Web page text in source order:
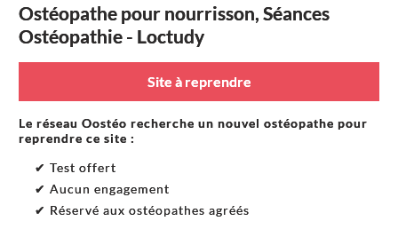
Ostéopathe pour nourrisson, Séances
Ostéopathie - Loctudy
Site à reprendre
Le réseau Oostéo recherche un nouvel ostéopathe pour
reprendre ce site :
✔ Test offert
✔ Aucun engagement
✔ Réservé aux ostéopathes agréés